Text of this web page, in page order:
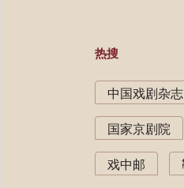
热搜
中国戏剧杂志
国家京剧院
戏中邮